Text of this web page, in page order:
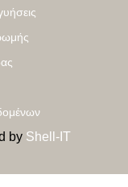
by Shell-IT